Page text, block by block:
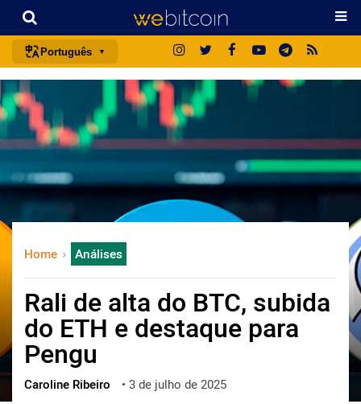
Português
português (BR)
english
español
italiano
中文
한국어
العربية
ไทย
ქართული
Home Análises
Rali de alta do BTC, subida
do ETH e destaque para
Pengu
Caroline Ribeiro • 3 de julho de 2025